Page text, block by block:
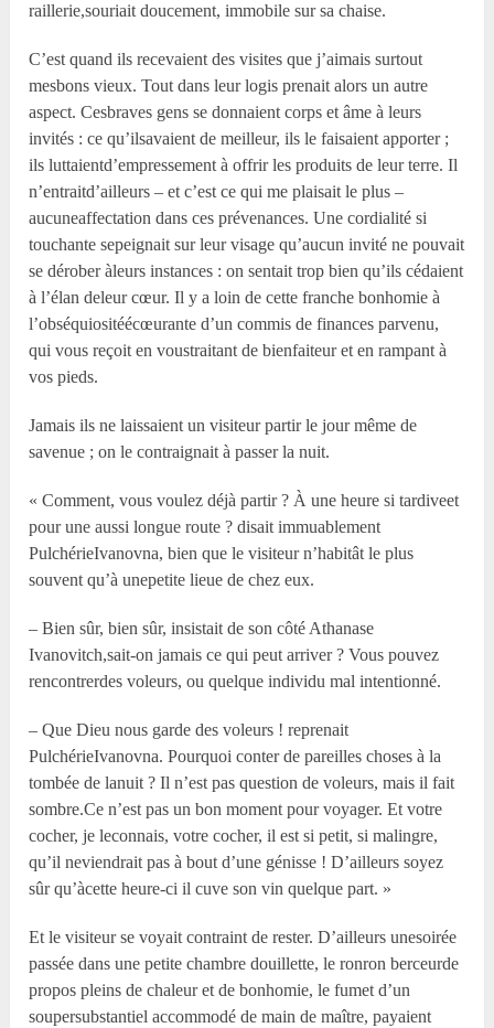
raillerie,souriait doucement, immobile sur sa chaise.
C’est quand ils recevaient des visites que j’aimais surtout
mesbons vieux. Tout dans leur logis prenait alors un autre
aspect. Cesbraves gens se donnaient corps et âme à leurs
invités : ce qu’ilsavaient de meilleur, ils le faisaient apporter ;
ils luttaientd’empressement à offrir les produits de leur terre. Il
n’entraitd’ailleurs – et c’est ce qui me plaisait le plus –
aucuneaffectation dans ces prévenances. Une cordialité si
touchante sepeignait sur leur visage qu’aucun invité ne pouvait
se dérober àleurs instances : on sentait trop bien qu’ils cédaient
à l’élan deleur cœur. Il y a loin de cette franche bonhomie à
l’obséquiositéécœurante d’un commis de finances parvenu,
qui vous reçoit en voustraitant de bienfaiteur et en rampant à
vos pieds.
Jamais ils ne laissaient un visiteur partir le jour même de
savenue ; on le contraignait à passer la nuit.
« Comment, vous voulez déjà partir ? À une heure si tardiveet
pour une aussi longue route ? disait immuablement
PulchérieIvanovna, bien que le visiteur n’habitât le plus
souvent qu’à unepetite lieue de chez eux.
– Bien sûr, bien sûr, insistait de son côté Athanase
Ivanovitch,sait-on jamais ce qui peut arriver ? Vous pouvez
rencontrerdes voleurs, ou quelque individu mal intentionné.
– Que Dieu nous garde des voleurs ! reprenait
PulchérieIvanovna. Pourquoi conter de pareilles choses à la
tombée de lanuit ? Il n’est pas question de voleurs, mais il fait
sombre.Ce n’est pas un bon moment pour voyager. Et votre
cocher, je leconnais, votre cocher, il est si petit, si malingre,
qu’il neviendrait pas à bout d’une génisse ! D’ailleurs soyez
sûr qu’àcette heure-ci il cuve son vin quelque part. »
Et le visiteur se voyait contraint de rester. D’ailleurs unesoirée
passée dans une petite chambre douillette, le ronron berceurde
propos pleins de chaleur et de bonhomie, le fumet d’un
soupersubstantiel accommodé de main de maître, payaient